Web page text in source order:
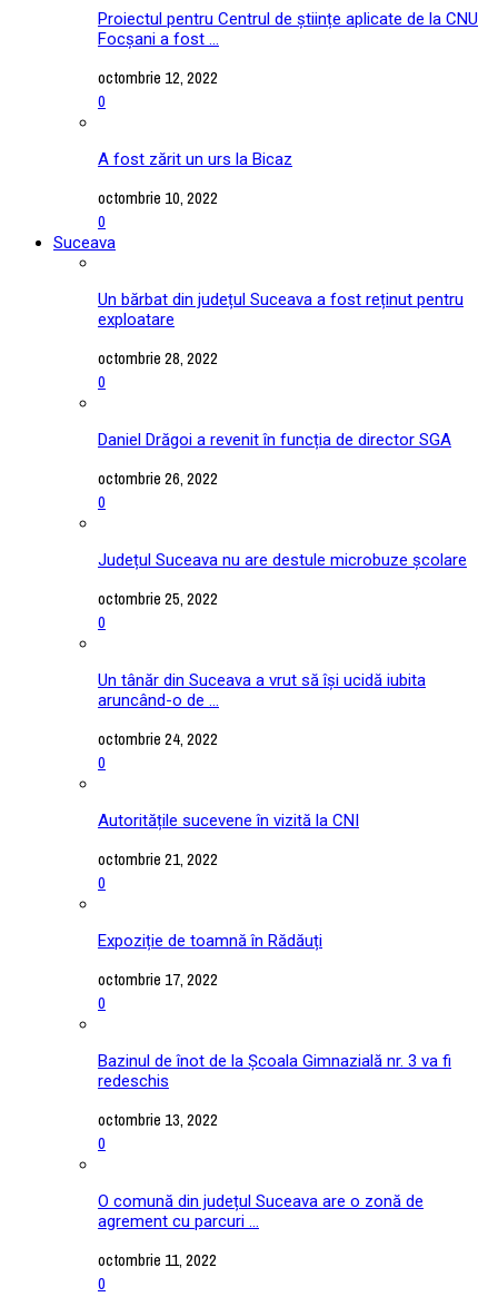
Proiectul pentru Centrul de științe aplicate de la CNU
Focșani a fost ...
octombrie 12, 2022
0
A fost zărit un urs la Bicaz
octombrie 10, 2022
0
Suceava
Un bărbat din județul Suceava a fost reținut pentru
exploatare
octombrie 28, 2022
0
Daniel Drăgoi a revenit în funcția de director SGA
octombrie 26, 2022
0
Județul Suceava nu are destule microbuze școlare
octombrie 25, 2022
0
Un tânăr din Suceava a vrut să își ucidă iubita
aruncând-o de ...
octombrie 24, 2022
0
Autoritățile sucevene în vizită la CNI
octombrie 21, 2022
0
Expoziție de toamnă în Rădăuți
octombrie 17, 2022
0
Bazinul de înot de la Școala Gimnazială nr. 3 va fi
redeschis
octombrie 13, 2022
0
O comună din județul Suceava are o zonă de
agrement cu parcuri ...
octombrie 11, 2022
0